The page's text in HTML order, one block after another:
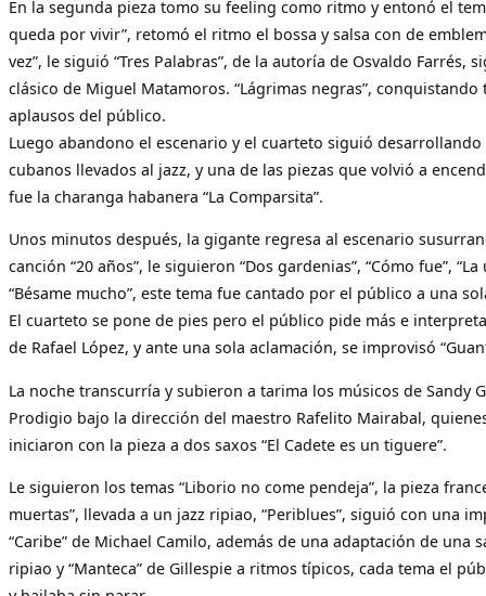
En la segunda pieza tomo su feeling como ritmo y entonó el
queda por vivir”, retomó el ritmo el bossa y salsa con de
vez”, le siguió “Tres Palabras”, de la autoría de Osvaldo Farrés,
clásico de Miguel Matamoros. “Lágrimas negras”, conquistando
aplausos del público.
Luego abandono el escenario y el cuarteto siguió
cubanos llevados al jazz, y una de las piezas que volvió a
fue la charanga habanera “La Comparsita”.
Unos minutos después, la gigante regresa al escenario
canción “20 años”, le siguieron “Dos gardenias”, “Cómo fue”,
“Bésame mucho”, este tema fue cantado por el público a una
El cuarteto se pone de pies pero el público pide más e
de Rafael López, y ante una sola aclamación, se improvisó
La noche transcurría y subieron a tarima los músicos de Sandy
Prodigio bajo la dirección del maestro Rafelito Mairabal,
iniciaron con la pieza a dos saxos “El Cadete es un tiguere”.
Le siguieron los temas “Liborio no come pendeja”, la pieza
muertas”, llevada a un jazz ripiao, “Periblues”, siguió con una
“Caribe” de Michael Camilo, además de una adaptación de una
ripiao y “Manteca” de Gillespie a ritmos típicos, cada tema el